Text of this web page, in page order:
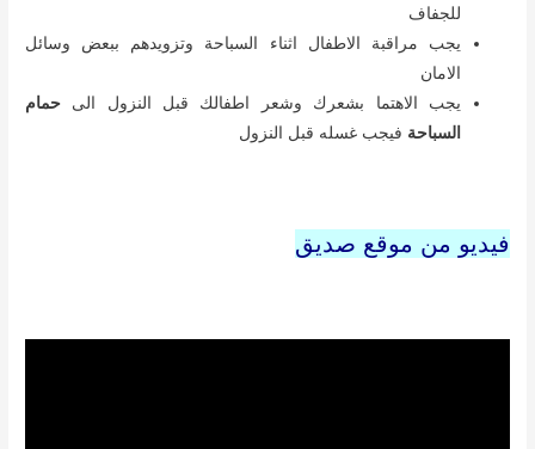
للجفاف
يجب مراقبة الاطفال اثناء السباحة وتزويدهم ببعض وسائل
الامان
يجب الاهتما بشعرك وشعر اطفالك قبل النزول الى حمام
السباحة فيجب غسله قبل النزول
فيديو من موقع صديق